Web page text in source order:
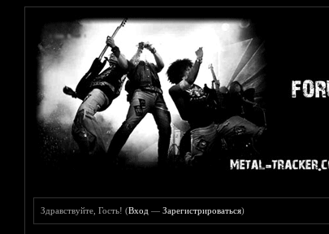
Здравствуйте, Гость! (Вход —Зарегистрироваться)